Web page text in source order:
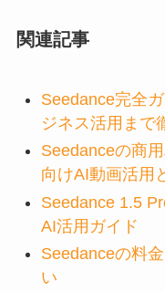
関連記事
Seedance完全
ジネス活用まで
Seedanceの商
向けAI動画活用
Seedance 1.5
AI活用ガイド
Seedanceの料
い